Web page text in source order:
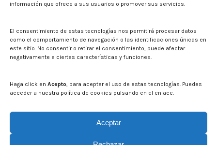
información que ofrece a sus usuarios o promover sus servicios.
El consentimiento de estas tecnologías nos permitirá procesar datos
como el comportamiento de navegación o las identificaciones únicas en
este sitio. No consentir o retirar el consentimiento, puede afectar
negativamente a ciertas características y funciones.
Haga click en Acepto, para aceptar el uso de estas tecnologías. Puedes
acceder a nuestra política de cookies pulsando en el enlace.
Aceptar
Noticias
El CITA en los medios de comunicación
Identidad corporativa
Boletín electrónico cita2
Mapa del sitio web